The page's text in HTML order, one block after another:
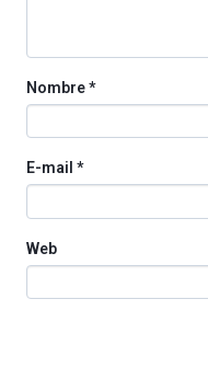
Nombre*
E-mail *
Web